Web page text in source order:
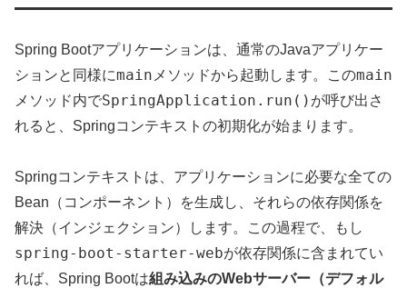
Spring Bootアプリケーションは、通常のJavaアプリケー
ションと同様にmain メソッドから起動します。このmain
メソッド内でSpringApplication.run() が呼び出さ
れると、Springコンテキストの初期化が始まります。
Springコンテキストは、アプリケーションに必要な全ての
Bean（コンポーネント）を生成し、それらの依存関係を
解決（インジェクション）します。この過程で、もし
spring-boot-starter-webが依存関係に含まれてい
れば、Spring Bootは組み込みのWebサーバー（デフォル